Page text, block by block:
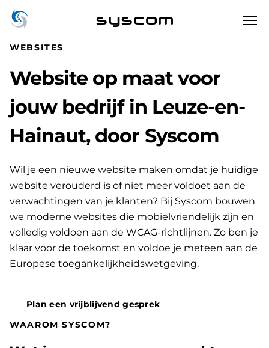
syscom
WEBSITES
Website op maat voor
jouw bedrijf in Leuze-en-
Hainaut, door Syscom
Wil je een nieuwe website maken omdat je huidige
website verouderd is of niet meer voldoet aan de
verwachtingen van je klanten? Bij Syscom bouwen
we moderne websites die mobielvriendelijk zijn en
volledig voldoen aan de WCAG-richtlijnen. Zo ben je
klaar voor de toekomst en voldoe je meteen aan de
Europese toegankelijkheidswetgeving.
Plan een vrijblijvend gesprek
WAAROM SYSCOM?